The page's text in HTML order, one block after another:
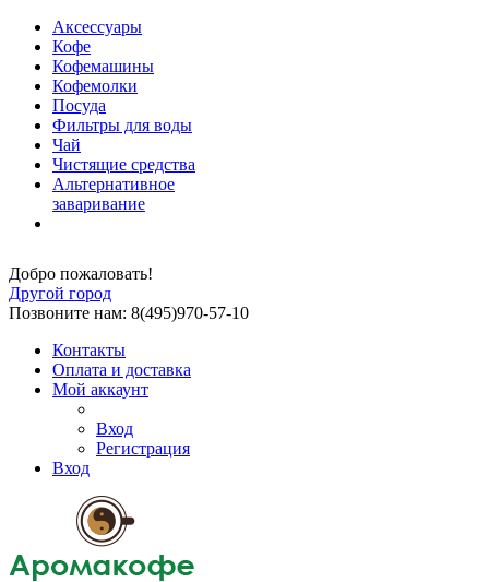
Аксессуары
Кофе
Кофемашины
Кофемолки
Посуда
Фильтры для воды
Чай
Чистящие средства
Альтернативное
заваривание
Добро пожаловать!
Другой город
Позвоните нам: 8(495)970-57-10
Контакты
Оплата и доставка
Мой аккаунт
Вход
Регистрация
Вход